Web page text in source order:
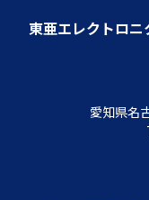
東亜エレクトロ
愛知県名